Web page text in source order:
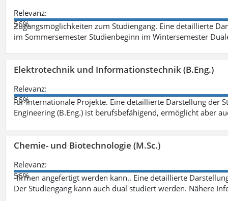
Relevanz:
56%
Zugangsmöglichkeiten zum Studiengang. Eine detaillierte
im Sommersemester Studienbeginn im Wintersemester
Elektrotechnik und Informationstechnik (B.Eng.)
Relevanz:
56%
für internationale Projekte. Eine detaillierte Darstellung der
Engineering (B.Eng.) ist berufsbefähigend, ermöglicht aber
Chemie- und Biotechnologie (M.Sc.)
Relevanz:
56%
-firmen angefertigt werden kann.. Eine detaillierte
Der Studiengang kann auch dual studiert werden. Nähere